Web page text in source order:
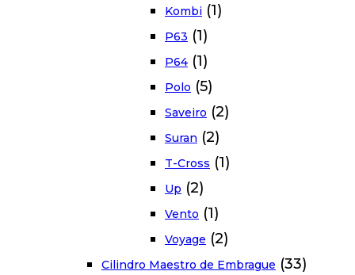
Kombi (1)
P63 (1)
P64 (1)
Polo (5)
Saveiro (2)
Suran (2)
T-Cross (1)
Up (2)
Vento (1)
Voyage (2)
Cilindro Maestro de Embrague (33)